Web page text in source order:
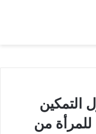
التمكين
للمرأة من